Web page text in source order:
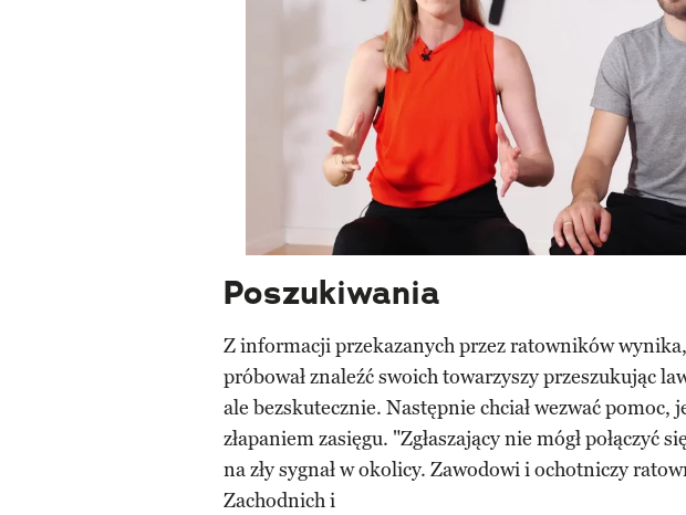
Poszukiwania
Z informacji przekazanych przez ratowników
próbował znaleźć swoich towarzyszy przeszukując
ale bezskutecznie. Następnie chciał wezwać pomoc,
złapaniem zasięgu. "Zgłaszający nie mógł połączyć
na zły sygnał w okolicy. Zawodowi i ochotniczy
Zachodnich i